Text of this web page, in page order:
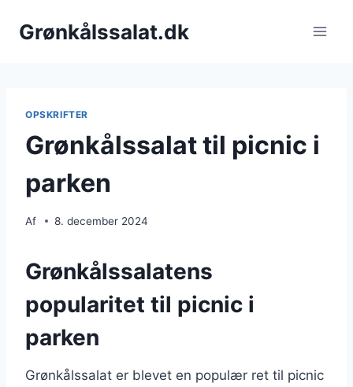
Grønkålssalat.dk
OPSKRIFTER
Grønkålssalat til picnic i
parken
Af 8. december 2024
Grønkålssalatens
popularitet til picnic i
parken
Grønkålssalat er blevet en populær ret til picnic